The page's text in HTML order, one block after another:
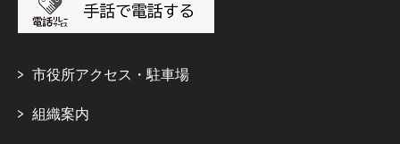
市役所アクセス・駐車場
組織案内